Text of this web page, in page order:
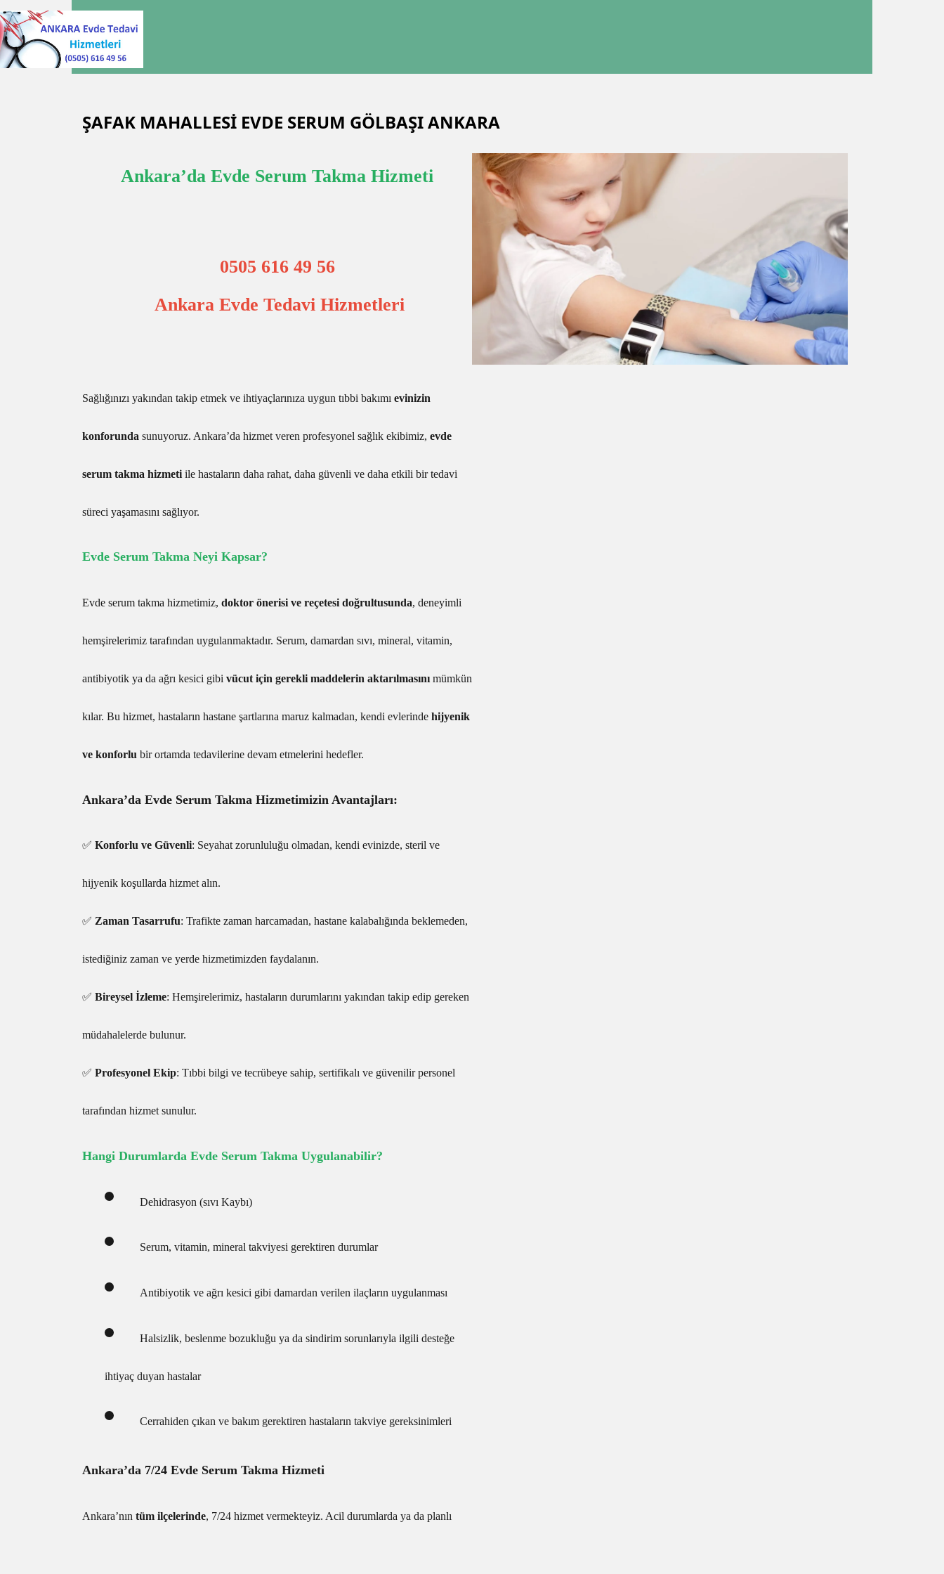
ŞAFAK MAHALLESİ EVDE SERUM GÖLBAŞI ANKARA
Ankara’da Evde Serum Takma Hizmeti
0505 616 49 56
Ankara Evde Tedavi Hizmetleri
Sağlığınızı yakından takip etmek ve ihtiyaçlarınıza uygun tıbbi bakımı evinizin
konforunda sunuyoruz. Ankara’da hizmet veren profesyonel sağlık ekibimiz, evde
serum takma hizmeti ile hastaların daha rahat, daha güvenli ve daha etkili bir tedavi
süreci yaşamasını sağlıyor.
Evde Serum Takma Neyi Kapsar?
Evde serum takma hizmetimiz, doktor önerisi ve reçetesi doğrultusunda, deneyimli
hemşirelerimiz tarafından uygulanmaktadır. Serum, damardan sıvı, mineral, vitamin,
antibiyotik ya da ağrı kesici gibi vücut için gerekli maddelerin aktarılmasını mümkün
kılar. Bu hizmet, hastaların hastane şartlarına maruz kalmadan, kendi evlerinde hijyenik
ve konforlu bir ortamda tedavilerine devam etmelerini hedefler.
Ankara’da Evde Serum Takma Hizmetimizin Avantajları:
✅ Konforlu ve Güvenli: Seyahat zorunluluğu olmadan, kendi evinizde, steril ve
hijyenik koşullarda hizmet alın.
✅ Zaman Tasarrufu: Trafikte zaman harcamadan, hastane kalabalığında beklemeden,
istediğiniz zaman ve yerde hizmetimizden faydalanın.
✅ Bireysel İzleme: Hemşirelerimiz, hastaların durumlarını yakından takip edip gereken
müdahalelerde bulunur.
✅ Profesyonel Ekip: Tıbbi bilgi ve tecrübeye sahip, sertifikalı ve güvenilir personel
tarafından hizmet sunulur.
Hangi Durumlarda Evde Serum Takma Uygulanabilir?
Dehidrasyon (sıvı Kaybı)
Serum, vitamin, mineral takviyesi gerektiren durumlar
Antibiyotik ve ağrı kesici gibi damardan verilen ilaçların uygulanması
Halsizlik, beslenme bozukluğu ya da sindirim sorunlarıyla ilgili desteğe
ihtiyaç duyan hastalar
Cerrahiden çıkan ve bakım gerektiren hastaların takviye gereksinimleri
Ankara’da 7/24 Evde Serum Takma Hizmeti
Ankara’nın tüm ilçelerinde, 7/24 hizmet vermekteyiz. Acil durumlarda ya da planlı